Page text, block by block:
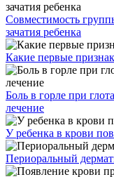
Совместимость
зачатия ребенка
Какие первые
Боль в горле при
лечение
У ребенка в крови
Периоральный